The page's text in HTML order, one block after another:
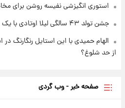
استوری انگیزشی نفیسه روشن برای
جشن تولد ۴۳ سالگی لیلا اوتادی با یک سورپرایز ویژه + فیلم
الهام حمیدی با این استایل رنگارنگ در
از حد شلوغ؟
صفحه خبر - وب گردی